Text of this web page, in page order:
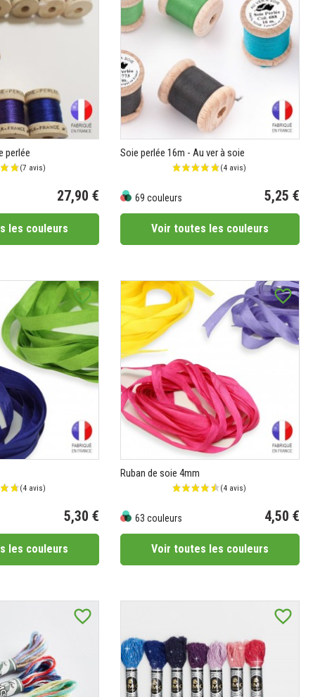
(1 avis)
perlée
27,90 €
les couleurs
Soie perlée 16m - Au ver à soie
69 couleurs 5,25 €
Voir toutes les couleurs
favorite_border
5,30 €
les couleurs
favorite_border
Ruban de soie 4mm
63 couleurs 4,50 €
Voir toutes les couleurs
favorite_border favorite_border